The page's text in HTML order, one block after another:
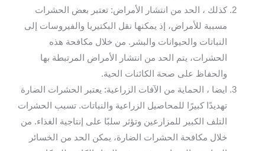
كذلك ، الحد من انتشار الأمراض: تعتبر بعض الحشرات
مسببة للأمراض، إذ يمكنها نقل البكتيريا والفيروسات إلى
النباتات والحيوانات والبشر. من خلال مكافحة هذه
الحشرات، يتم الحد من انتشار الأمراض المرتبطة بها
والحفاظ على صحة الكائنات الحية.
ايضا ، الحماية من الآفات الزراعية: يعتبر الحشرات الضارة
تهديدًا كبيرًا للمحاصيل الزراعية والنباتات. تسبب الحشرات
التلف الكبير للمزارعين وتؤثر سلبًا على إنتاجية الغذاء. من
خلال مكافحة الحشرات الضارة، يمكن الحد من الخسائر